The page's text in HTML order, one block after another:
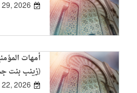
2026
أمهات
(زينب بنت
2026